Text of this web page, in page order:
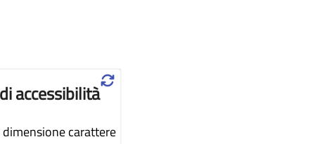
accessibilità
carattere